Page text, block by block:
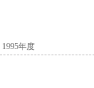
1995年度